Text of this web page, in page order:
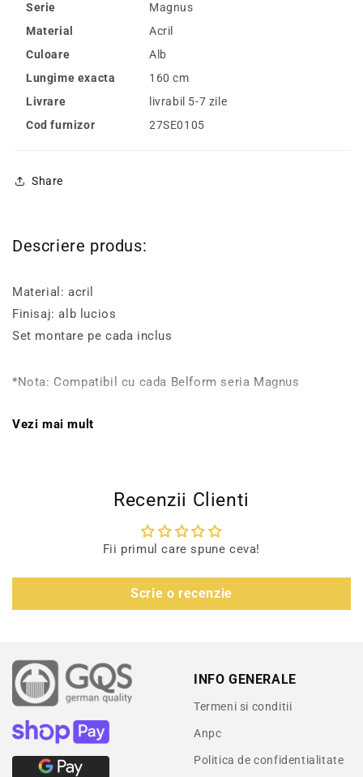
Serie
Magnus
Material
Acril
Culoare
Alb
Lungime exacta
160 cm
Livrare
livrabil 5-7 zile
Cod furnizor
27SE0105
Share
Descriere produs:
Material: acril
Finisaj: alb lucios
Set montare pe cada inclus
*Nota: Compatibil cu cada Belform seria Magnus
Vezi mai mult
Recenzii Clienti
Fii primul care spune ceva!
Scrie o recenzie
INFO GENERALE
Termeni si conditii
Anpc
Politica de confidentialitate